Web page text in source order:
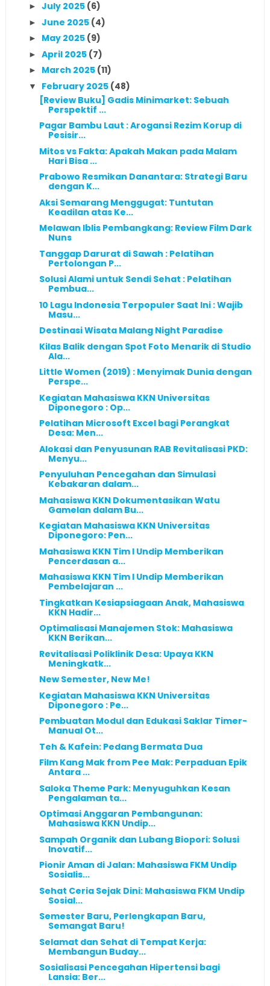
► July 2025 (6)
► June 2025 (4)
► May 2025 (9)
► April 2025 (7)
► March 2025 (11)
▼ February 2025 (48)
[Review Buku] Gadis Minimarket: Sebuah
Perspektif ...
Pagar Bambu Laut : Arogansi Rezim Korup di
Pesisir...
Mitos vs Fakta: Apakah Makan pada Malam
Hari Bisa ...
Prabowo Resmikan Danantara: Strategi Baru
dengan K...
Aksi Semarang Menggugat: Tuntutan
Keadilan atas Ke...
Melawan Iblis Pembangkang: Review Film Dark
Nuns
Tanggap Darurat di Sawah : Pelatihan
Pertolongan P...
Solusi Alami untuk Sendi Sehat : Pelatihan
Pembua...
10 Lagu Indonesia Terpopuler Saat Ini : Wajib
Masu...
Destinasi Wisata Malang Night Paradise
Kilas Balik dengan Spot Foto Menarik di Studio
Ala...
Little Women (2019) : Menyimak Dunia dengan
Perspe...
Kegiatan Mahasiswa KKN Universitas
Diponegoro : Op...
Pelatihan Microsoft Excel bagi Perangkat
Desa: Men...
Alokasi dan Penyusunan RAB Revitalisasi PKD:
Menyu...
Penyuluhan Pencegahan dan Simulasi
Kebakaran dalam...
Mahasiswa KKN Dokumentasikan Watu
Gamelan dalam Bu...
Kegiatan Mahasiswa KKN Universitas
Diponegoro: Pen...
Mahasiswa KKN Tim I Undip Memberikan
Pencerdasan a...
Mahasiswa KKN Tim I Undip Memberikan
Pembelajaran ...
Tingkatkan Kesiapsiagaan Anak, Mahasiswa
KKN Hadir...
Optimalisasi Manajemen Stok: Mahasiswa
KKN Berikan...
Revitalisasi Poliklinik Desa: Upaya KKN
Meningkatk...
New Semester, New Me!
Kegiatan Mahasiswa KKN Universitas
Diponegoro : Pe...
Pembuatan Modul dan Edukasi Saklar Timer-
Manual Ot...
Teh & Kafein: Pedang Bermata Dua
Film Kang Mak from Pee Mak: Perpaduan Epik
Antara ...
Saloka Theme Park: Menyuguhkan Kesan
Pengalaman ta...
Optimasi Anggaran Pembangunan:
Mahasiswa KKN Undip...
Sampah Organik dan Lubang Biopori: Solusi
Inovatif...
Pionir Aman di Jalan: Mahasiswa FKM Undip
Sosialis...
Sehat Ceria Sejak Dini: Mahasiswa FKM Undip
Sosial...
Semester Baru, Perlengkapan Baru,
Semangat Baru!
Selamat dan Sehat di Tempat Kerja:
Membangun Buday...
Sosialisasi Pencegahan Hipertensi bagi
Lansia: Ber...